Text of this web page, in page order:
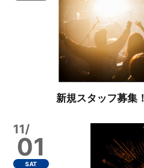
新規スタッフ募集！
11/
01
SAT